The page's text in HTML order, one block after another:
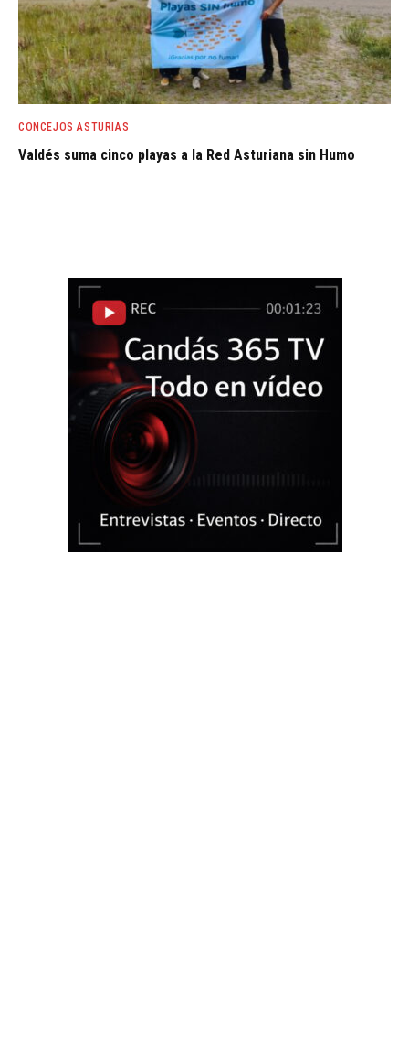
CONCEJOS ASTURIAS
Valdés suma cinco playas a la Red Asturiana sin Humo